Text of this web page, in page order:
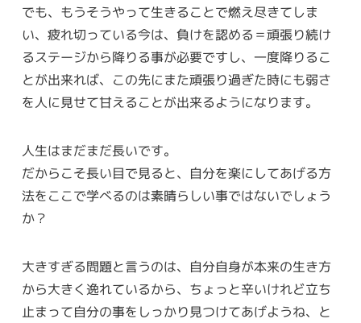
でも、もうそうやって生きることで燃え尽きてしま
い、疲れ切っている今は、負けを認める＝頑張り続け
るステージから降りる事が必要ですし、一度降りるこ
とが出来れば、この先にまた頑張り過ぎた時にも弱さ
を人に見せて甘えることが出来るようになります。
人生はまだまだ長いです。
だからこそ長い目で見ると、自分を楽にしてあげる方
法をここで学べるのは素晴らしい事ではないでしょう
か？
大きすぎる問題と言うのは、自分自身が本来の生き方
から大きく逸れているから、ちょっと辛いけれど立ち
止まって自分の事をしっかり見つけてあげようね、と